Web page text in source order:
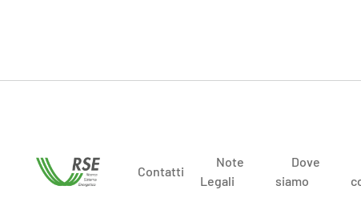
Contatti
Note
Legali
Dove
siamo